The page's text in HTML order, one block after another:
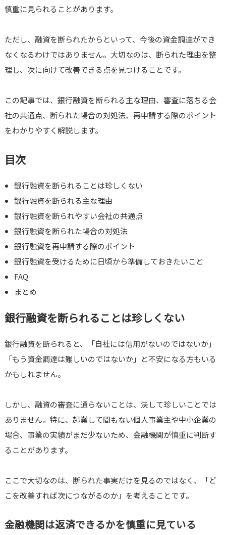
慎重に見られることがあります。
ただし、融資を断られたからといって、今後の資金調達ができ
なくなるわけではありません。大切なのは、断られた理由を整
理し、次に向けて改善できる点を見つけることです。
この記事では、銀行融資を断られる主な理由、審査に落ちる会
社の共通点、断られた場合の対処法、再申請する際のポイント
をわかりやすく解説します。
目次
銀行融資を断られることは珍しくない
銀行融資を断られる主な理由
銀行融資を断られやすい会社の共通点
銀行融資を断られた場合の対処法
銀行融資を再申請する際のポイント
銀行融資を受けるために日頃から準備しておきたいこと
FAQ
まとめ
銀行融資を断られることは珍しくない
銀行融資を断られると、「自社には信用がないのではないか」
「もう資金調達は難しいのではないか」と不安になる方もいる
かもしれません。
しかし、融資の審査に通らないことは、決して珍しいことでは
ありません。特に、起業して間もない個人事業主や中小企業の
場合、事業の実績がまだ少ないため、金融機関が慎重に判断す
ることがあります。
ここで大切なのは、断られた事実だけを見るのではなく、「ど
こを改善すれば次につながるのか」を考えることです。
金融機関は返済できるかを慎重に見ている